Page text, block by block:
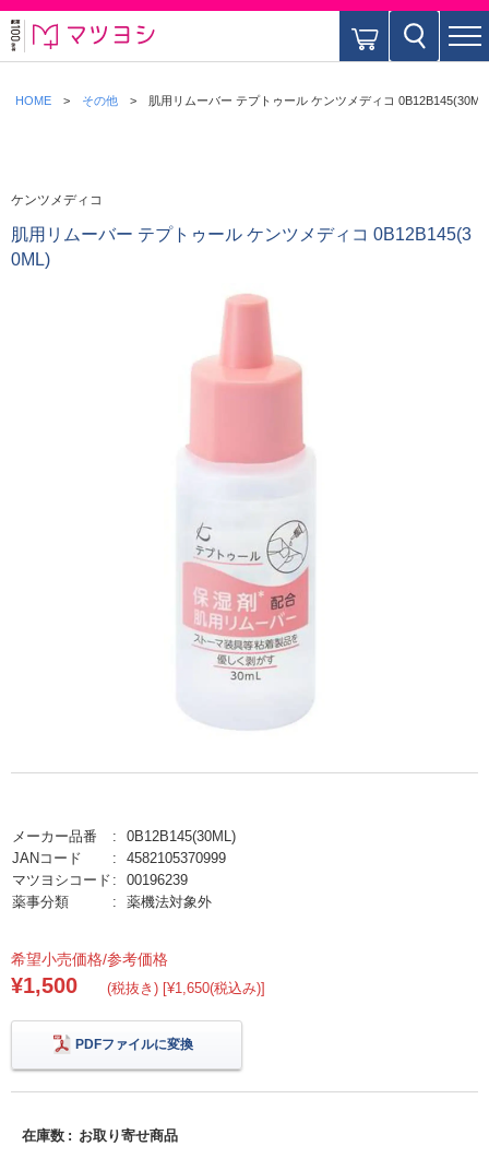
HOME その他 肌用リムーバー テプトゥール ケンツメディコ
ケンツメディコ
肌用リムーバー テプトゥール ケンツメディコ 0B12B145(3
0ML)
メーカー品番
0B12B145(30ML)
JANコード
4582105370999
マツヨシコード
00196239
薬事分類
薬機法対象外
希望小売価格/参考価格
¥1,500 (税抜き) [¥1,650(税込み)]
PDFファイルに変換
在庫数 お取り寄せ商品